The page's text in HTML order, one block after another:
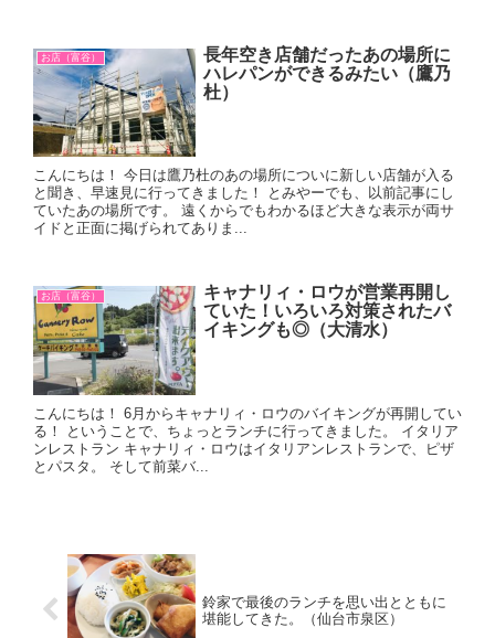
お店（富谷）
長年空き店舗だったあの場所に
ハレパンができるみたい（鷹乃
杜）
こんにちは！ 今日は鷹乃杜のあの場所についに新しい店舗が入る
と聞き、早速見に行ってきました！ とみやーでも、以前記事にし
ていたあの場所です。 遠くからでもわかるほど大きな表示が両サ
イドと正面に掲げられてありま...
お店（富谷）
キャナリィ・ロウが営業再開し
ていた！いろいろ対策されたバ
イキングも◎（大清水）
こんにちは！ 6月からキャナリィ・ロウのバイキングが再開してい
る！ ということで、ちょっとランチに行ってきました。 イタリア
ンレストラン キャナリィ・ロウはイタリアンレストランで、ピザ
とパスタ。 そして前菜バ...
鈴家で最後のランチを思い出とともに
堪能してきた。（仙台市泉区）